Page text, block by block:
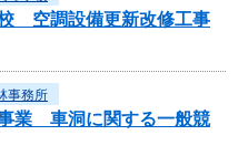
校 空調設備更新改修工事
事務所
事業 車洞に関する一般競